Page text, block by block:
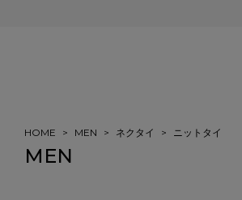
HOME MEN ネクタイ ニットタイ
MEN